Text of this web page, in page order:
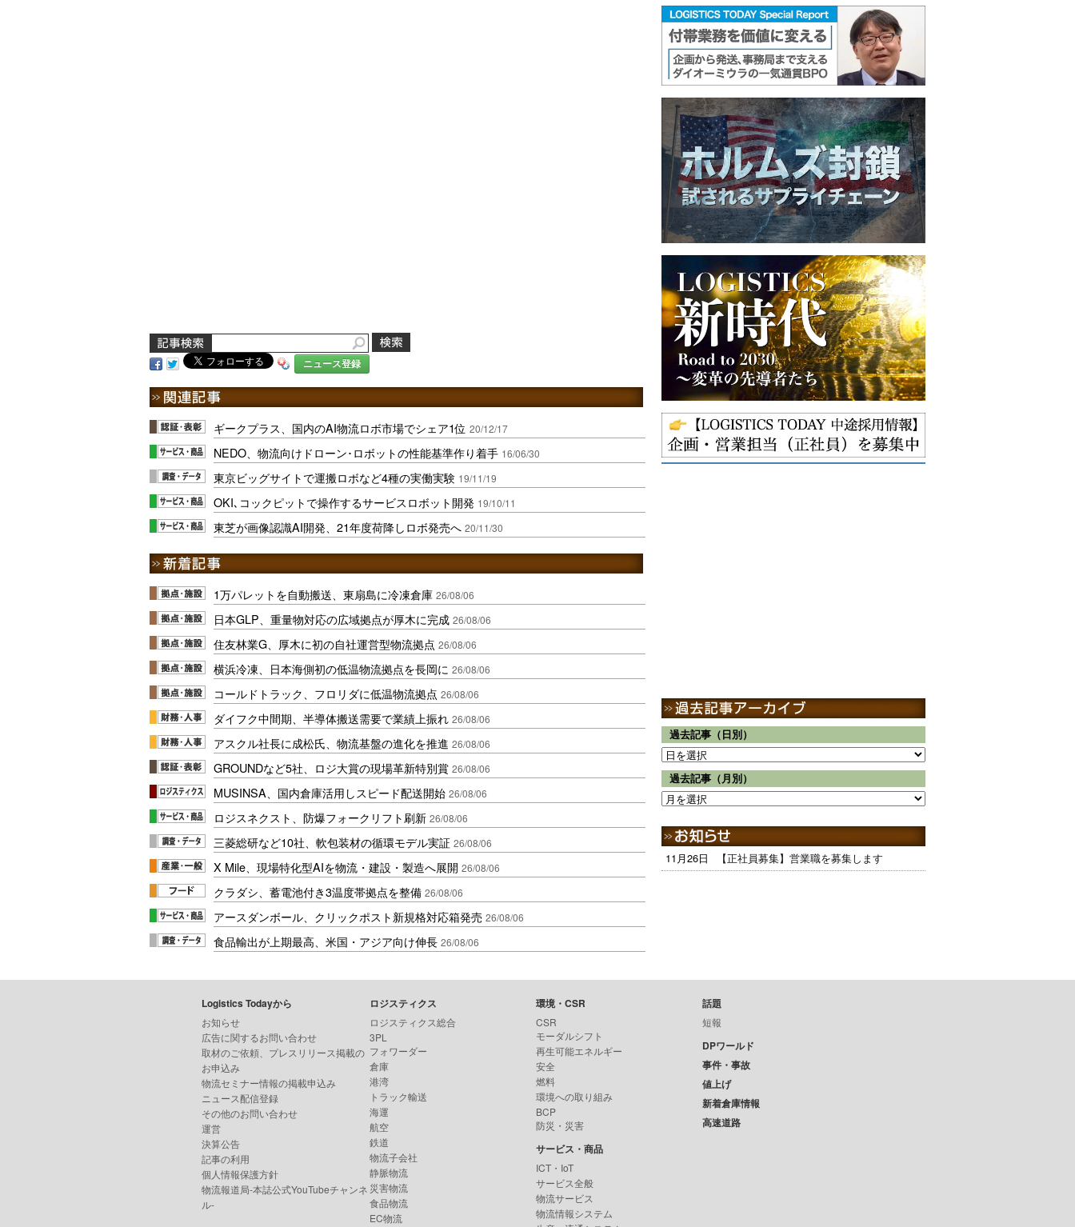
ニュース登録
ギークプラス、国内のAI物流ロボ市場でシェア1位 20/12/17
NEDO、物流向けドローン･ロボットの性能基準作り着手 16/06/30
東京ビッグサイトで運搬ロボなど4種の実働実験 19/11/19
OKI､コックピットで操作するサービスロボット開発 19/10/11
東芝が画像認識AI開発、21年度荷降しロボ発売へ 20/11/30
1万パレットを自動搬送、東扇島に冷凍倉庫 26/08/06
日本GLP、重量物対応の広域拠点が厚木に完成 26/08/06
住友林業G、厚木に初の自社運営型物流拠点 26/08/06
横浜冷凍、日本海側初の低温物流拠点を長岡に 26/08/06
コールドトラック、フロリダに低温物流拠点 26/08/06
ダイフク中間期、半導体搬送需要で業績上振れ 26/08/06
アスクル社長に成松氏、物流基盤の進化を推進 26/08/06
GROUNDなど5社、ロジ大賞の現場革新特別賞 26/08/06
MUSINSA、国内倉庫活用しスピード配送開始 26/08/06
ロジスネクスト、防爆フォークリフト刷新 26/08/06
三菱総研など10社、軟包装材の循環モデル実証 26/08/06
X Mile、現場特化型AIを物流・建設・製造へ展開 26/08/06
クラダシ、蓄電池付き3温度帯拠点を整備 26/08/06
アースダンボール、クリックポスト新規格対応箱発売 26/08/06
食品輸出が上期最高、米国・アジア向け伸長 26/08/06
過去記事（日別）
過去記事（月別）
11月26日 【正社員募集】営業職を募集します
Logistics Todayから
お知らせ
広告に関するお問い合わせ
取材のご依頼、プレスリリース掲載の
お申込み
物流セミナー情報の掲載申込み
ニュース配信登録
その他のお問い合わせ
運営
決算公告
記事の利用
個人情報保護方針
物流報道局-本誌公式YouTubeチャンネ
ル-
ロジスティクス
ロジスティクス総合
3PL
フォワーダー
倉庫
港湾
トラック輸送
海運
航空
鉄道
物流子会社
静脈物流
災害物流
食品物流
EC物流
環境・CSR
CSR
モーダルシフト
再生可能エネルギー
安全
燃料
環境への取り組み
BCP
防災・災害
サービス・商品
ICT・IoT
サービス全般
物流サービス
物流情報システム
話題
短報
DPワールド
事件・事故
値上げ
新着倉庫情報
高速道路